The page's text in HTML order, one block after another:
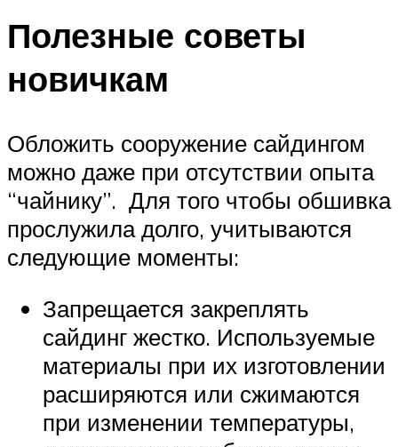
Полезные советы
новичкам
Обложить сооружение сайдингом
можно даже при отсутствии опыта
“чайнику”. Для того чтобы обшивка
прослужила долго, учитываются
следующие моменты:
Запрещается закреплять
сайдинг жестко. Используемые
материалы при их изготовлении
расширяются или сжимаются
при изменении температуры,